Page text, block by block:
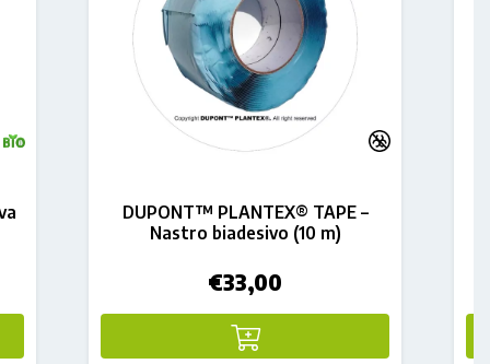
DUPONT™ PLANTEX® TAPE –
Nastro biadesivo (10 m)
€33,00